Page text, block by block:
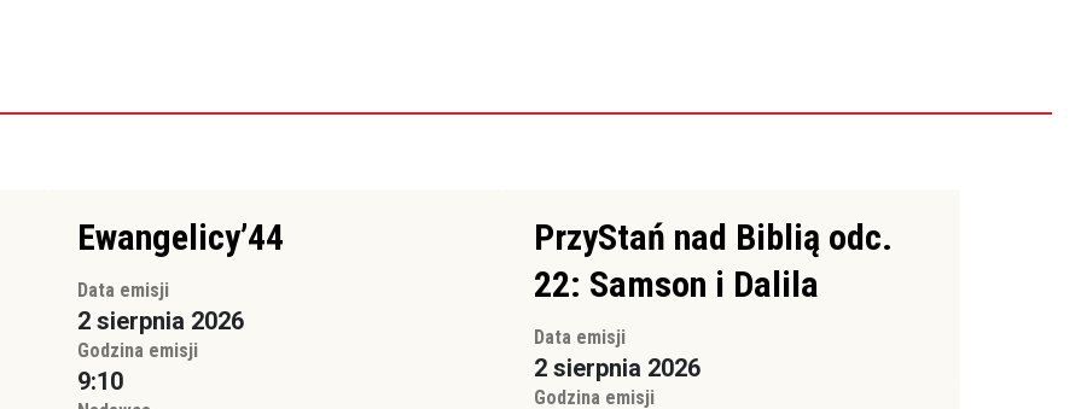
Ewangelicy’44
Data emisji
2 sierpnia 2026
Godzina emisji
9:10
PrzyStań nad Biblią odc.
22: Samson i Dalila
Data emisji
2 sierpnia 2026
Godzina emisji